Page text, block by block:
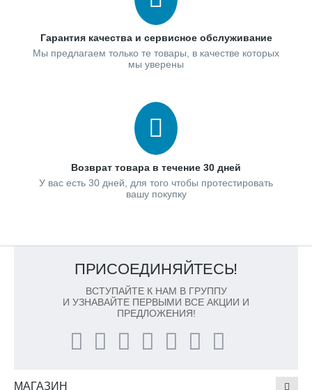
Гарантия качества и сервисное обслуживание
Мы предлагаем только те товары, в качестве которых
мы уверены
Возврат товара в течение 30 дней
У вас есть 30 дней, для того чтобы протестировать
вашу покупку
ПРИСОЕДИНЯЙТЕСЬ!
ВСТУПАЙТЕ К НАМ В ГРУППУ
И УЗНАВАЙТЕ ПЕРВЫМИ ВСЕ АКЦИИ И
ПРЕДЛОЖЕНИЯ!
МАГАЗИН